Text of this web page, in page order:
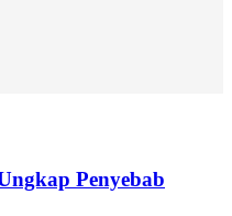
Penyebab